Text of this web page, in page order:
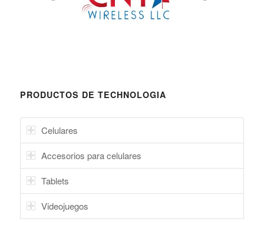
PRODUCTOS DE TECHNOLOGIA
Celulares
Accesorios para celulares
Tablets
Videojuegos